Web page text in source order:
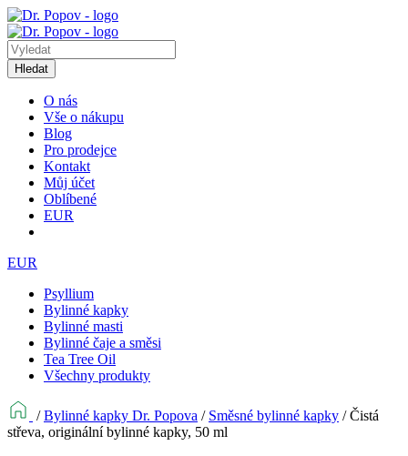
Hledat
O nás
Vše o nákupu
Blog
Pro prodejce
Kontakt
Můj účet
Oblíbené
EUR
EUR
Psyllium
Bylinné kapky
Bylinné masti
Bylinné čaje a směsi
Tea Tree Oil
Všechny produkty
/Bylinné kapky Dr. Popova / Směsné bylinné kapky /Čistá
střeva, originální bylinné kapky, 50 ml